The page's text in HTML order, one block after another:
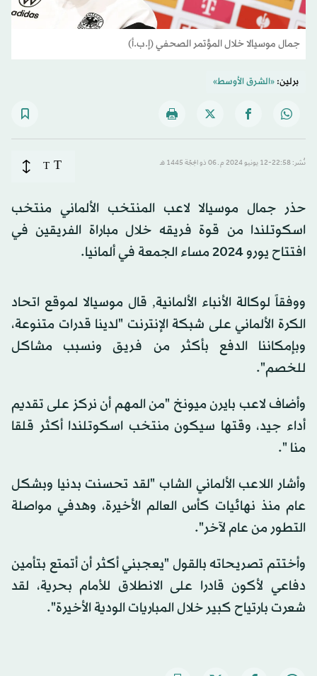
جمال موسيالا خلال المؤتمر الصحفي (إ.ب.أ)
برلين:«الشرق الأوسط»
نُشر: 22:58-12 يونيو 2024 م ـ 06 ذو الحِجّة 1445 هـ T
T
حذر جمال موسيالا لاعب المنتخب الألماني منتخب
اسكوتلندا من قوة فريقه خلال مباراة الفريقين في
افتتاح يورو 2024 مساء الجمعة في ألمانيا.
ووفقاً لوكالة الأنباء الألمانية, قال موسيالا لموقع اتحاد
الكرة الألماني على شبكة الإنترنت "لدينا قدرات متنوعة،
وبإمكاننا الدفع بأكثر من فريق ونسبب مشاكل
للخصم".
وأضاف لاعب بايرن ميونخ "من المهم أن نركز على تقديم
أداء جيد، وقتها سيكون منتخب اسكوتلندا أكثر قلقا
منا ".
وأشار اللاعب الألماني الشاب "لقد تحسنت بدنيا وبشكل
عام منذ نهائيات كأس العالم الأخيرة، وهدفي مواصلة
التطور من عام لآخر".
وأختتم تصريحاته بالقول "يعجبني أكثر أن أتمتع بتأمين
دفاعي لأكون قادرا على الانطلاق للأمام بحرية، لقد
شعرت بارتياح كبير خلال المباريات الودية الأخيرة".